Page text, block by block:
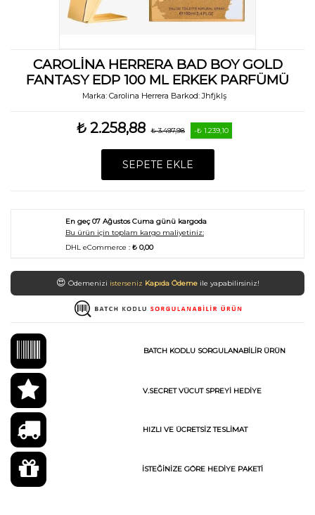
CAROLINA HERRERA BAD BOY GOLD
FANTASY EDP 100 ML ERKEK PARFÜMÜ
Marka: Carolina Herrera Barkod: Jhfjklş
₺ 2.258,88 ₺ 3.497,98 -₺ 1.239,10
SEPETE EKLE
En geç07 Ağustos Cuma günü kargoda
Bu ürün için toplam kargo maliyetiniz:
DHL eCommerce : ₺ 0,00
😍 Ödemenizi isterseniz Kapıda Ödeme ile yapabilirsiniz!
BATCH KODLU SORGULANABİLİR ÜRÜN
V.SECRET VÜCUT SPREYİ HEDİYE
HIZLI VE ÜCRETSİZ TESLİMAT
İSTEĞİNİZE GÖRE HEDİYE PAKETİ